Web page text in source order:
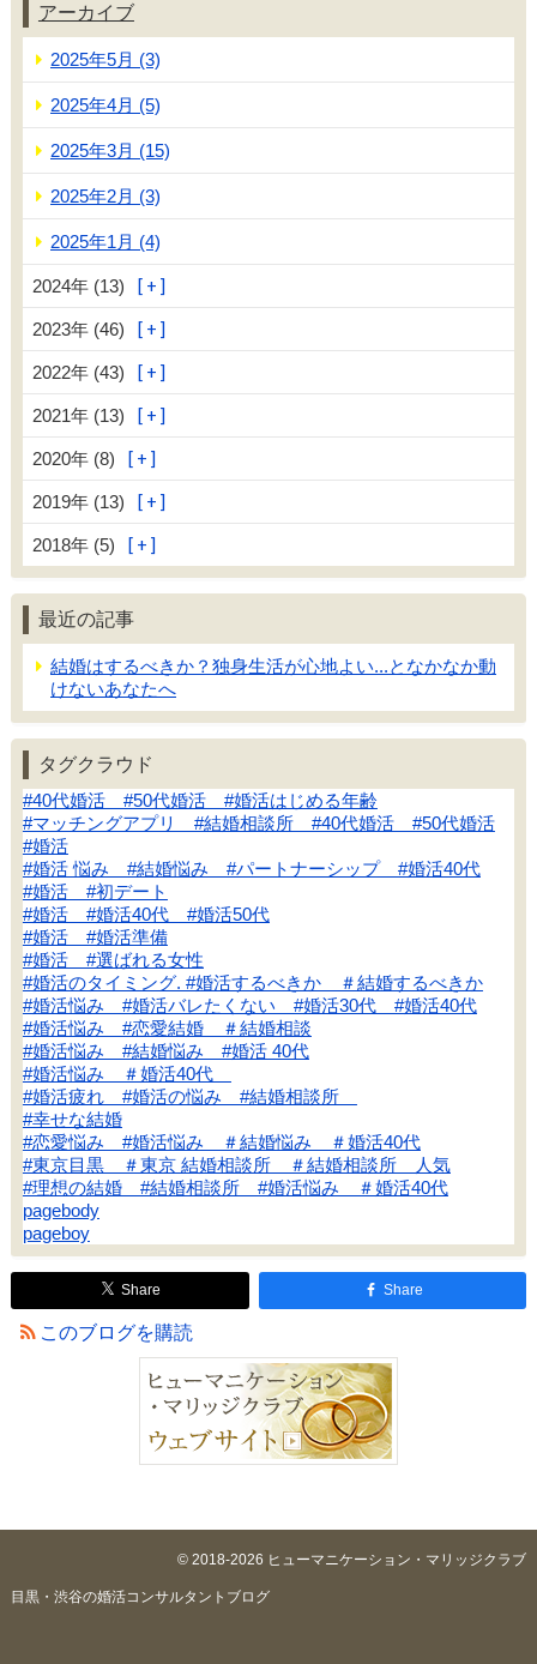
アーカイブ
2025年5月 (3)
2025年4月 (5)
2025年3月 (15)
2025年2月 (3)
2025年1月 (4)
2024年 (13)
2023年 (46)
2022年 (43)
2021年 (13)
2020年 (8)
2019年 (13)
2018年 (5)
最近の記事
結婚はするべきか？独身生活が心地よい...となかなか動
けないあなたへ
タグクラウド
#40代婚活 #50代婚活 #婚活はじめる年齢
#マッチングアプリ #結婚相談所 #40代婚活 #50代婚活
#婚活
#婚活 悩み #結婚悩み #パートナーシップ #婚活40代
#婚活 #初デート
#婚活 #婚活40代 #婚活50代
#婚活 #婚活準備
#婚活 #選ばれる女性
#婚活のタイミング. #婚活するべきか ＃結婚するべきか
#婚活悩み #婚活バレたくない #婚活30代 #婚活40代
#婚活悩み #恋愛結婚 ＃結婚相談
#婚活悩み #結婚悩み #婚活 40代
#婚活悩み ＃婚活40代
#婚活疲れ #婚活の悩み #結婚相談所
#幸せな結婚
#恋愛悩み #婚活悩み ＃結婚悩み ＃婚活40代
#東京目黒 ＃東京 結婚相談所 ＃結婚相談所 人気
#理想の結婚 #結婚相談所 #婚活悩み ＃婚活40代
pagebody
pageboy
Share Share
このブログを購読
© 2018-2026 ヒューマニケーション・マリッジクラブ
目黒・渋谷の婚活コンサルタントブログ